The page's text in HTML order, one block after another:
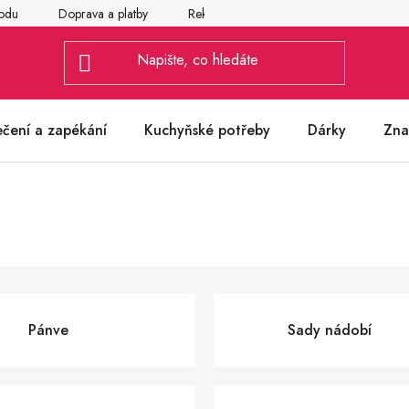
Doprava a platby Reklamace
a zapékání Kuchyňské potřeby Dárky
Pánve Sady nádobí